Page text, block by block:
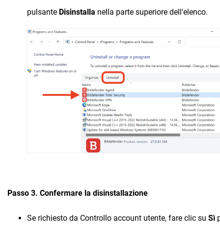
pulsante Disinstalla nella parte superiore dell'elenco.
Passo 3. Confermare la disinstallazione
Se richiesto da Controllo account utente, fare clic su Sì